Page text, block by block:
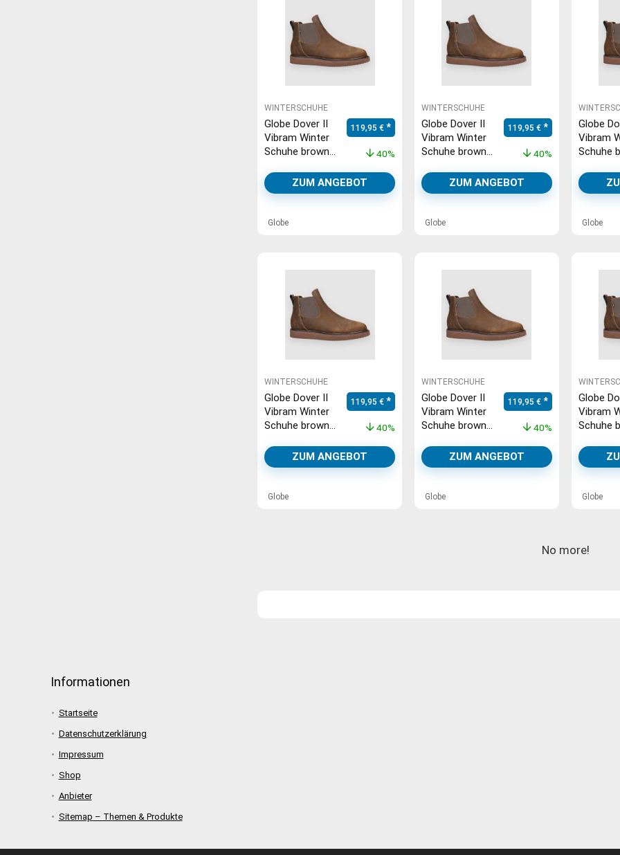
WINTERSCHUHE
Globe Dover II
Vibram Winter
Schuhe brown
Ursprünglicher Preis war: 199,95 €
119,95 € Aktueller Preis ist: 119,95 €.
40%
ZUM ANGEBOT
Globe
WINTERSCHUHE
Globe Dover II
Vibram Winter
Schuhe brown
Ursprünglicher Preis war:
119,95 € Aktueller Preis ist:
40%
ZUM ANGEBOT
Globe
Globe
Vibram
Schuhe
Globe
WINTERSCHUHE
Globe Dover II
Vibram Winter
Schuhe brown
Ursprünglicher Preis war: 199,95 €
119,95 € Aktueller Preis ist: 119,95 €.
40%
ZUM ANGEBOT
Globe
WINTERSCHUHE
Globe Dover II
Vibram Winter
Schuhe brown
Ursprünglicher Preis war:
119,95 € Aktueller Preis ist:
40%
ZUM ANGEBOT
Globe
Globe
Vibram
Schuhe
Globe
No more!
Informationen
Startseite
Datenschutzerklärung
Impressum
Shop
Anbieter
Sitemap – Themen & Produkte